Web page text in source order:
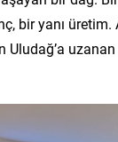
bir yanı
Uludağ’a